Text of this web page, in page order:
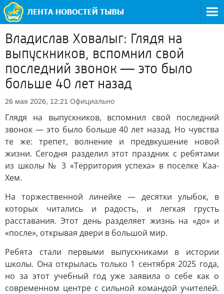
Владислав Ховалыг: Глядя на
выпускников, вспомнил свой
последний звонок — это было
больше 40 лет назад
26 мая 2026, 12:21 Официально
Глядя на выпускников, вспомнил свой последний
звонок — это было больше 40 лет назад. Но чувства
те же: трепет, волнение и предвкушение новой
жизни. Сегодня разделил этот праздник с ребятами
из школы № 3 «Территория успеха» в поселке Каа-
Хем.
На торжественной линейке — десятки улыбок, в
которых читались и радость, и легкая грусть
расставания. Этот день разделяет жизнь на «до» и
«после», открывая двери в большой мир.
Ребята стали первыми выпускниками в истории
школы. Она открылась только 1 сентября 2025 года,
но за этот учебный год уже заявила о себе как о
современном центре с сильной командой учителей.